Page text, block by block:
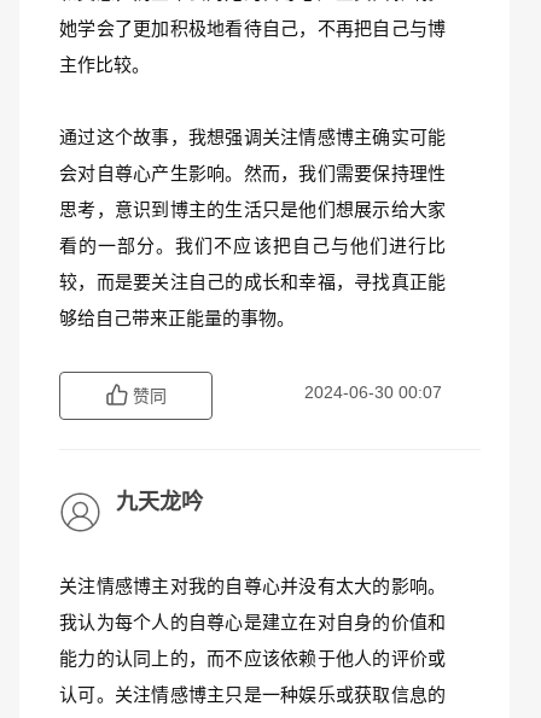
她学会了更加积极地看待自己，不再把自己与博
主作比较。
通过这个故事，我想强调关注情感博主确实可能
会对自尊心产生影响。然而，我们需要保持理性
思考，意识到博主的生活只是他们想展示给大家
看的一部分。我们不应该把自己与他们进行比
较，而是要关注自己的成长和幸福，寻找真正能
够给自己带来正能量的事物。
赞同 2024-06-30 00:07
九天龙吟
关注情感博主对我的自尊心并没有太大的影响。
我认为每个人的自尊心是建立在对自身的价值和
能力的认同上的，而不应该依赖于他人的评价或
认可。关注情感博主只是一种娱乐或获取信息的